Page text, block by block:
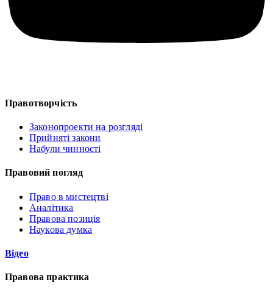
Правотворчість
Законопроекти на розгляді
Прийняті закони
Набули чинності
Правовий погляд
Право в мистецтві
Аналітика
Правова позиція
Наукова думка
Відео
Правова практика